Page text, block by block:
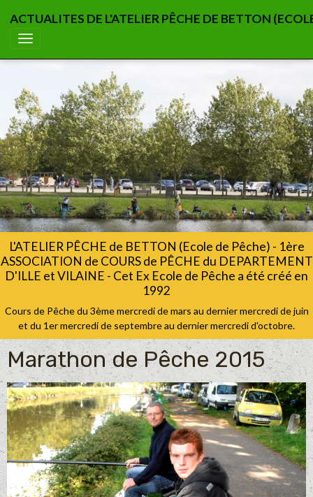
ACTUALITES DE L'ATELIER PÊCHE DE BETTON
L'ATELIER PÊCHE de BETTON (Ecole de Pêche) - 1ère
ASSOCIATION de COURS de PÊCHE du DEPARTEMENT
D'ILLE et VILAINE - Cet Ex Ecole de Pêche a été créé en
1992
Cours de Pêche du 3ème mercredi de mars au dernier mercredi de juin
et du 1er mercredi de septembre au dernier mercredi d'octobre.
Marathon de Pêche 2015